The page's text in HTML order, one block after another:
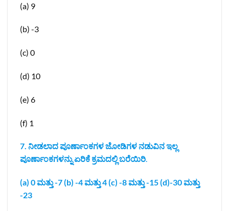
(a) 9
(b) -3
(c) 0
(d) 10
(e) 6
(f) 1
7. ನೀಡಲಾದ ಪೂರ್ಣಾಂಕಗಳ ಜೋಡಿಗಳ ನಡುವಿನ ಇಲ್ಲ
ಪೂರ್ಣಾಂಕಗಳನ್ನು ಏರಿಕೆ ಕ್ರಮದಲ್ಲಿ ಬರೆಯಿರಿ.
(a) 0 ಮತ್ತು -7 (b) -4 ಮತ್ತು 4 (c) -8 ಮತ್ತು -15 (d)-30 ಮತ್ತು
-23